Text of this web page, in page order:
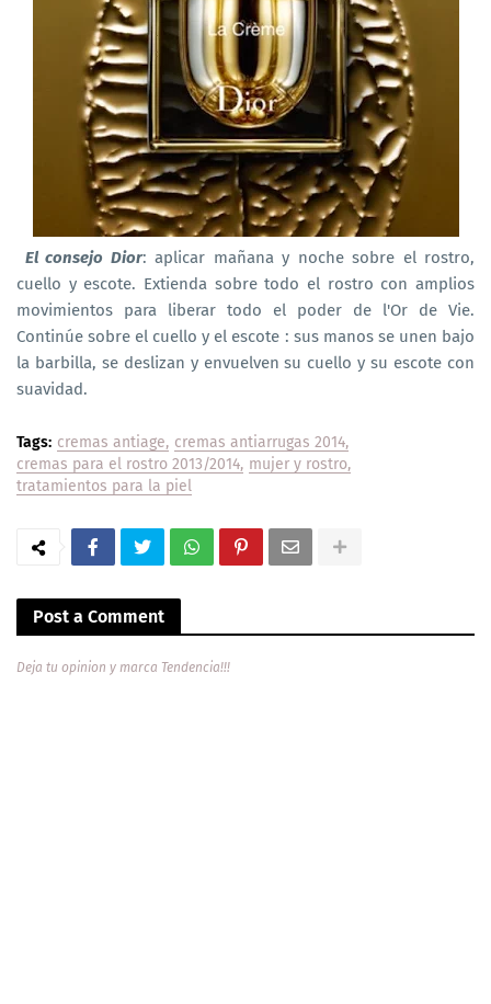
El consejo Dior: aplicar mañana y noche sobre el rostro,
cuello y escote. Extienda sobre todo el rostro con amplios
movimientos para liberar todo el poder de l'Or de Vie.
Continúe sobre el cuello y el escote : sus manos se unen bajo
la barbilla, se deslizan y envuelven su cuello y su escote con
suavidad.
Tags: cremas antiage cremas antiarrugas 2014
cremas para el rostro 2013/2014 mujer y rostro
tratamientos para la piel
Post a Comment
Deja tu opinion y marca Tendencia!!!